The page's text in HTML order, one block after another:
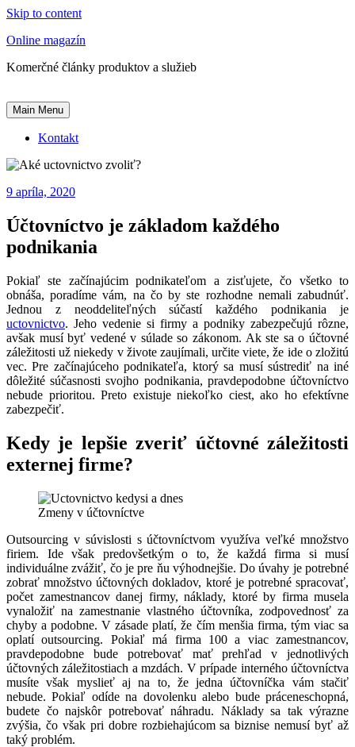
Skip to content
Online magazín
Komerčné články produktov a služieb
Main Menu
Kontakt
9 apríla, 2020
Účtovníctvo je základom každého
podnikania
Pokiaľ ste začínajúcim podnikateľom a zisťujete, čo všetko to
obnáša, poradíme vám, na čo by ste rozhodne nemali zabudnúť.
Jednou z neoddeliteľných súčastí každého podnikania je
uctovnictvo. Jeho vedenie si firmy a podniky zabezpečujú rôzne,
avšak musí byť vedené v súlade so zákonom. Ak ste sa o účtovné
záležitosti už niekedy v živote zaujímali, určite viete, že ide o zložitú
vec. Pre začínajúceho podnikateľa, ktorý sa musí sústrediť na iné
dôležité súčasnosti svojho podnikania, pravdepodobne účtovníctvo
nebude prioritou. Preto existuje niekoľko ciest, ako ho efektívne
zabezpečiť.
Kedy je lepšie zveriť účtovné záležitosti
externej firme?
Zmeny v účtovníctve
Outsourcing v súvislosti s účtovníctvom využíva veľké množstvo
firiem. Ide však predovšetkým o to, že každá firma si musí
individuálne zvážiť, čo je pre ňu výhodnejšie. Do úvahy je potrebné
zobrať množstvo účtovných dokladov, ktoré je potrebné spracovať,
počet zamestnancov danej firmy, náklady, ktoré by firma musela
vynaložiť na zamestnanie vlastného účtovníka, zodpovednosť za
chyby a podobne. V zásade platí, že čím menšia firma, tým viac sa
oplatí outsourcing. Pokiaľ má firma 100 a viac zamestnancov,
pravdepodobne bude potrebovať mať prehľad v jednotlivých
účtovných záležitostiach a mzdách. V prípade interného účtovníctva
musíte však myslieť aj na to, že jedna účtovníčka vám stačiť
nebude. Pokiaľ odíde na dovolenku alebo bude práceneschopná,
budete čo najskôr potrebovať náhradu. Náklady sa tak výrazne
zvýšia, čo však pri dobre rozbiehajúcom sa biznise nemusí byť až
taký problém.